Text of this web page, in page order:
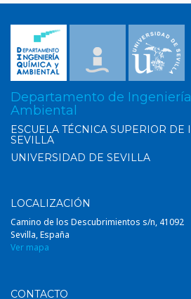
Departamento de
Ambiental
ESCUELA TÉCNICA SUPERIOR DE
SEVILLA
UNIVERSIDAD DE SEVILLA
LOCALIZACIÓN
Camino de los Descubrimientos s/n, 41092
Sevilla, España
Ver mapa
CONTACTO